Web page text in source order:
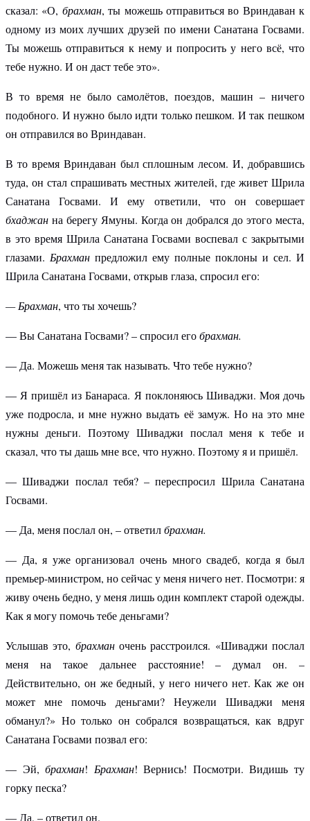
сказал: «О, брахман, ты можешь отправиться во Вриндаван к
одному из моих лучших друзей по имени Санатана Госвами.
Ты можешь отправиться к нему и попросить у него всё, что
тебе нужно. И он даст тебе это».
В то время не было самолётов, поездов, машин – ничего
подобного. И нужно было идти только пешком. И так пешком
он отправился во Вриндаван.
В то время Вриндаван был сплошным лесом. И, добравшись
туда, он стал спрашивать местных жителей, где живет Шрила
Санатана Госвами. И ему ответили, что он совершает
бхаджан на берегу Ямуны. Когда он добрался до этого места,
в это время Шрила Санатана Госвами воспевал с закрытыми
глазами. Брахман предложил ему полные поклоны и сел. И
Шрила Санатана Госвами, открыв глаза, спросил его:
— Брахман, что ты хочешь?
— Вы Санатана Госвами? – спросил егобрахман.
— Да. Можешь меня так называть. Что тебе нужно?
— Я пришёл из Банараса. Я поклоняюсь Шиваджи. Моя дочь
уже подросла, и мне нужно выдать её замуж. Но на это мне
нужны деньги. Поэтому Шиваджи послал меня к тебе и
сказал, что ты дашь мне все, что нужно. Поэтому я и пришёл.
— Шиваджи послал тебя? – переспросил Шрила Санатана
Госвами.
— Да, меня послал он, – ответилбрахман.
— Да, я уже организовал очень много свадеб, когда я был
премьер-министром, но сейчас у меня ничего нет. Посмотри: я
живу очень бедно, у меня лишь один комплект старой одежды.
Как я могу помочь тебе деньгами?
Услышав это, брахманочень расстроился. «Шиваджи послал
меня на такое дальнее расстояние! – думал он. –
Действительно, он же бедный, у него ничего нет. Как же он
может мне помочь деньгами? Неужели Шиваджи меня
обманул?» Но только он собрался возвращаться, как вдруг
Санатана Госвами позвал его:
— Эй,брахман! Брахман! Вернись! Посмотри. Видишь ту
горку песка?
— Да, – ответил он.